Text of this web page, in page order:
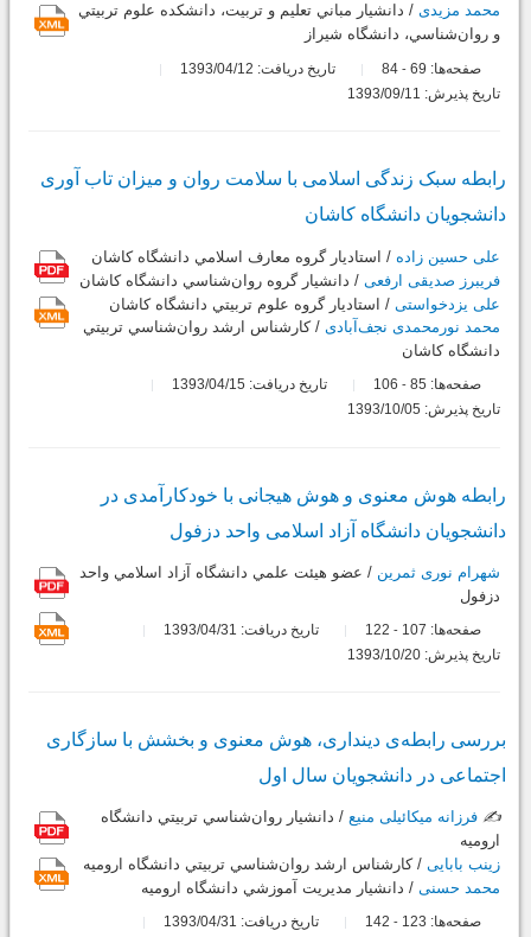
محمد مزیدی / دانشيار مباني تعليم و تربيت، دانشكده علوم تربيتي
و روان‌شناسي، دانشگاه شيراز
صفحه‌ها: 69
-
تاریخ دریافت: 1393/04/12
تاریخ پذیرش: 1393/09/11
رابطه سبک زندگی اسلامی با سلامت روان و میزان تاب آوری
دانشجویان دانشگاه کاشان
علی حسین زاده / استاديار گروه معارف اسلامي دانشگاه کاشان
فریبرز صدیقی ارفعی / دانشيار گروه روان‌شناسي دانشگاه کاشان
علی یزدخواستی / استاديار گروه علوم تربيتي دانشگاه کاشان
محمد نورمحمدی نجف‌آبادی / کارشناس ارشد روان‌شناسي تربيتي
دانشگاه کاشان
صفحه‌ها: 85
-
تاریخ دریافت: 1393/04/15
تاریخ پذیرش: 1393/10/05
رابطه هوش معنوی و هوش هیجانی با خودکارآمدی در
دانشجویان دانشگاه آزاد اسلامی واحد دزفول
شهرام نوری ثمرین / عضو هيئت علمي دانشگاه آزاد اسلامي واحد
دزفول
صفحه‌ها: 107
-
تاریخ دریافت: 1393/04/31
تاریخ پذیرش: 1393/10/20
بررسی رابطه‌ی دینداری، هوش معنوی و بخشش با سازگاری
اجتماعی در دانشجویان سال اول
✍️ فرزانه میکائیلی منیع / دانشيار روان‌شناسي تربيتي دانشگاه
اروميه
زینب بابایی / كارشناس ارشد روان‌شناسي تربيتي دانشگاه اروميه
محمد حسنی / دانشيار مديريت آموزشي دانشگاه اروميه
صفحه‌ها: 123
-
تاریخ دریافت: 1393/04/31